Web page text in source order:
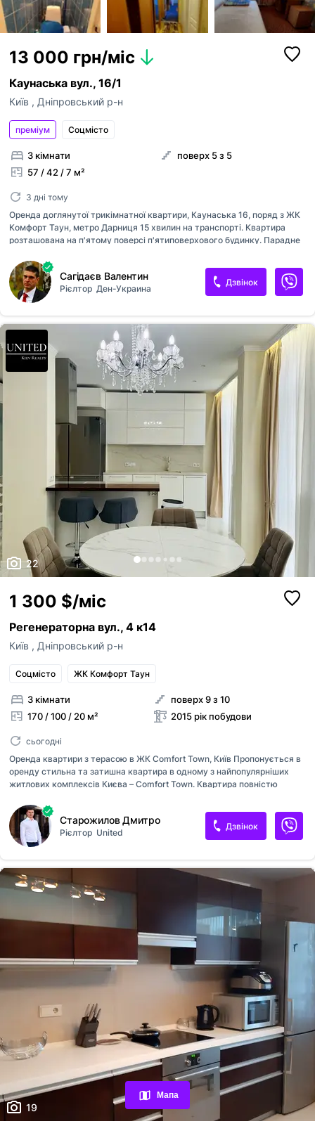
Контакти
Обрані оголошення
Переглянуті оголошення
13 000 грн/міс
Каунаська вул., 16/1
Київ , Дніпровський р-н
преміум Соцмісто
3 кімнати
57 / 42 / 7 м²
поверх 5 з 5
3 дні тому
Оренда доглянутої трикімнатної квартири, Каунаська 16, поряд з ЖК
Комфорт Таун, метро Дарниця 15 хвилин на транспорті. Квартира
розташована на п'ятому поверсі п'ятиповерхового будинку. Парадне
не нові, але у хорошому стані. Ціна оренди 13000 грн. + комунальні
послуги.
Сагідаєв Валентин
Рієлтор Ден-Украина
Дзвінок
22
1 300 $/міс
Регенераторна вул., 4 к14
Київ , Дніпровський р-н
Соцмісто ЖК Комфорт Таун
3 кімнати
170 / 100 / 20 м²
поверх 9 з 10
2015 рік побудови
сьогодні
Оренда квартири з терасою в ЖК Comfort Town, Київ Пропонується в
оренду стильна та затишна квартира в одному з найпопулярніших
житлових комплексів Києва – Comfort Town. Квартира повністю
комфортного проживання: кондиціонер, холодильник, пральна
машина, варильна поверхня, духова шафа, телевізор,
високошвидкісний Wi-Fi. Продумане планування, сучасний ремонт та
якісні меблі створюють затишну атмосферу. ЖК Comfort Town - це
закритий житловий комплекс комфорт-класу з цілодобовою
охороною, відеоспостереженням та впорядкованою територією. На
території комплексу розташовані магазини, супермаркети, кафе,
ресторани, фітнес-клуб, спортивні...
Старожилов Дмитро
Рієлтор United
Дзвінок
19
Мапа